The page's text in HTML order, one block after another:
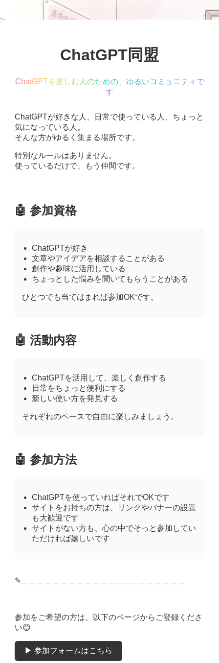
ChatGPT同盟
ChatGPTを楽 しむ 人 のための、 ゆるいコ ミ ュ ニテ ィ で
す
ChatGPTが好きな人、日常で使っている人、ちょっと
気になっている人。
そんな方がゆるく集まる場所です。
特別なルールはありません。
使っているだけで、もう仲間です。
🤖 参加資格
ChatGPTが好き
文章やアイデアを相談することがある
創作や趣味に活用している
ちょっとした悩みを聞いてもらうことがある
ひとつでも当てはまれば参加OKです。
🤖 活動内容
ChatGPTを活用して、楽しく創作する
日常をちょっと便利にする
新しい使い方を発見する
それぞれのペースで自由に楽しみましょう。
🤖 参加方法
ChatGPTを使っていればそれでOKです
サイトをお持ちの方は、リンクやバナーの設置
も大歓迎です
サイトがない方も、心の中でそっと参加してい
ただければ嬉しいです
✎︎＿＿＿＿＿＿＿＿＿＿＿＿＿＿＿＿＿＿＿＿＿
参加をご希望の方は、以下のページからご登録くださ
い😊
▶ 参加フォームはこちら